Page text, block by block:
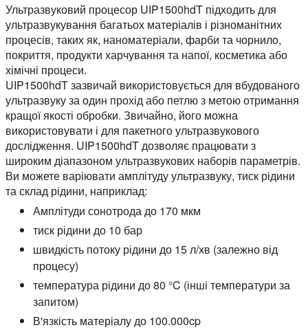
Ультразвуковий процесор UIP1500hdT підходить для
ультразвукування багатьох матеріалів і різноманітних
процесів, таких як, наноматеріали, фарби та чорнило,
покриття, продукти харчування та напої, косметика або
хімічні процеси.
UIP1500hdT зазвичай використовується для вбудованого
ультразвуку за один прохід або петлю з метою отримання
кращої якості обробки. Звичайно, його можна
використовувати і для пакетного ультразвукового
дослідження. UIP1500hdT дозволяє працювати з
широким діапазоном ультразвукових наборів параметрів.
Ви можете варіювати амплітуду ультразвуку, тиск рідини
та склад рідини, наприклад:
Амплітуди сонотрода до 170 мкм
тиск рідини до 10 бар
швидкість потоку рідини до 15 л/хв (залежно від
процесу)
температура рідини до 80 °C (інші температури за
запитом)
В'язкість матеріалу до 100.000cp